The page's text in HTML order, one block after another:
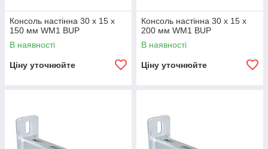
Консоль настінна 30 х 15 х
150 мм WM1 BUP
В наявності
Ціну уточнюйте
Консоль настінна 30 х 15 х
200 мм WM1 BUP
В наявності
Ціну уточнюйте